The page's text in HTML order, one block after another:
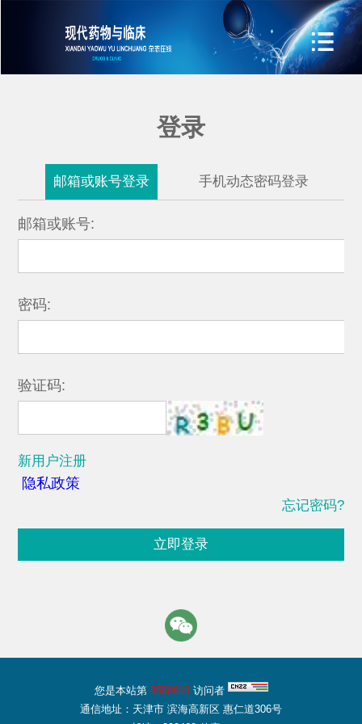
登录
邮箱或账号登录 手机动态密码登录
邮箱或账号:
密码:
验证码:
新用户注册
隐私政策
忘记密码?
立即登录
您是本站第 8550910访问者
通信地址：天津市 滨海高新区 惠仁道306号